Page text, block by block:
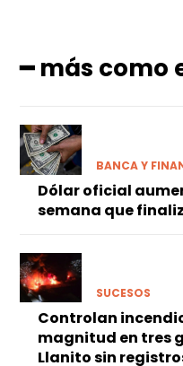
━ más como
BANCA Y
Dólar oficial
semana que
SUCESOS
Controlan
magnitud en tres
Llanito sin